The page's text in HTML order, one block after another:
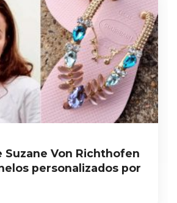
Suzane Von Richthofen
personalizados por